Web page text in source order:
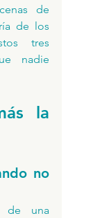
de
de los
tres
nadie
la
no
de una